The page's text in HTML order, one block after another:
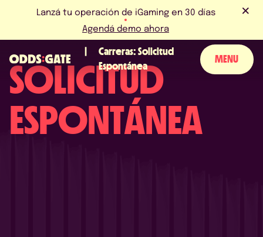
Lanzá tu operación de iGaming en 30 días
Agendá demo ahora
Carreras: Solicitud
Espontánea
MENU
SOBRE NOSOTROS
PRODUCTO
SOLICITUD
ESPONTÁNEA